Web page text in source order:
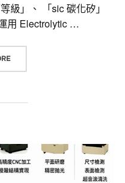
級」、 「sic 碳化矽」
用 Electrolytic …
“「電解拋光」、 「不鏽鋼表面等